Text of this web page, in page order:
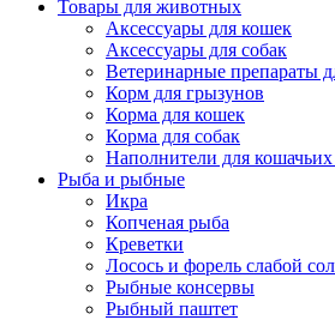
Товары для животных
Аксессуары для кошек
Аксессуары для собак
Ветеринарные препараты
Корм для грызунов
Корма для кошек
Корма для собак
Наполнители для кошачьих
Рыба и рыбные
Икра
Копченая рыба
Креветки
Лосось и форель слабой
Рыбные консервы
Рыбный паштет